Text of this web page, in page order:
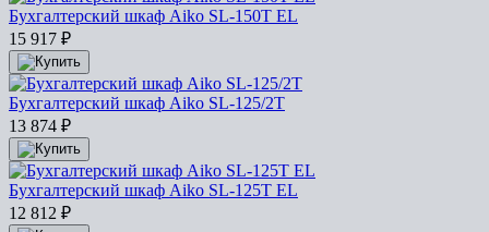
Бухгалтерский шкаф Aiko SL-150T EL
15 917 ₽
Бухгалтерский шкаф Aiko SL-125/2T
13 874 ₽
Бухгалтерский шкаф Aiko SL-125T EL
12 812 ₽